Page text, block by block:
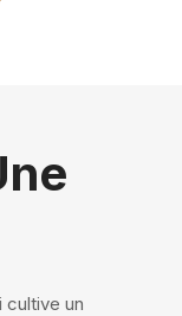
cultive un